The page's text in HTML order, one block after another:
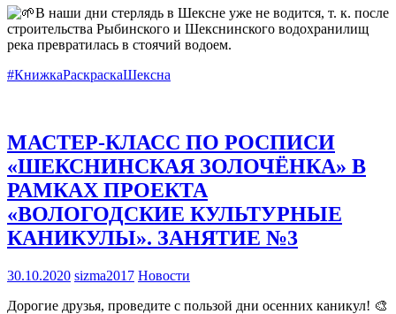
В наши дни стерлядь в Шексне уже не водится, т. к. после
строительства Рыбинского и Шекснинского водохранилищ
река превратилась в стоячий водоем.
#КнижкаРаскраскаШексна
МАСТЕР-КЛАСС ПО РОСПИСИ
«ШЕКСНИНСКАЯ ЗОЛОЧЁНКА» В
РАМКАХ ПРОЕКТА
«ВОЛОГОДСКИЕ КУЛЬТУРНЫЕ
КАНИКУЛЫ». ЗАНЯТИЕ №3
30.10.2020 sizma2017 Новости
Дорогие друзья, проведите с пользой дни осенних каникул! 🎨